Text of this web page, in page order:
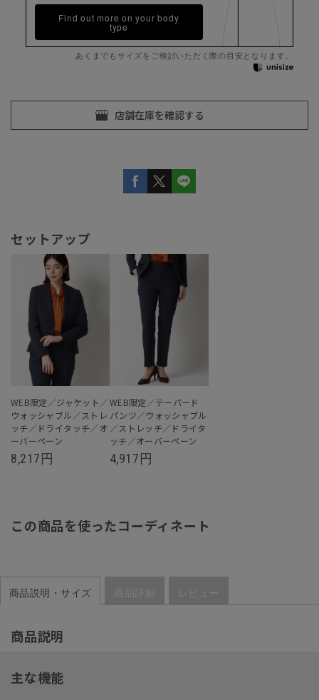
Find out more on your body
type
あくまでもサイズをご検討いただく際の目安となります。
セットアップ
WEB限定／ジャケット／
ウォッシャブル／ストレ
ッチ／ドライタッチ／オ
ーバーペーン
8,217 円
WEB限定／テーパード
パンツ／ウォッシャブル
／ストレッチ／ドライタ
ッチ／オーバーペーン
4,917 円
この商品を使ったコーディネート
商品説明・サイズ 商品詳細 レビュー
商品説明
主な機能